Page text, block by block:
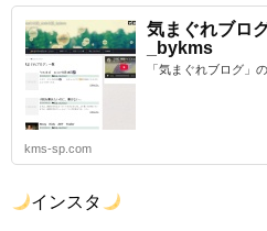
気まぐれブロ
_bykms
「気まぐれブログ」
kms-sp.com
インスタ